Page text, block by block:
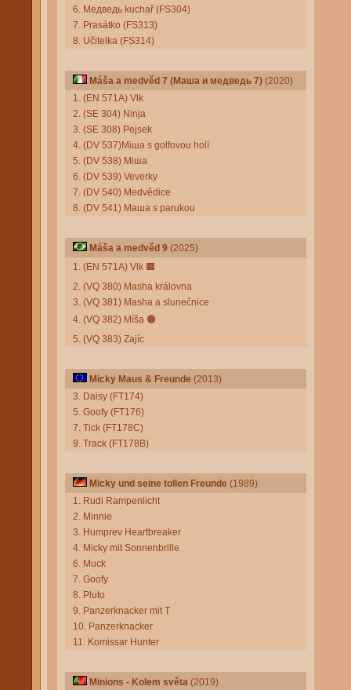
6. Медведь kuchař (FS304)
7. Prasátko (FS313)
8. Učitelka (FS314)
Máša a medvěd 7 (Маша и медведь 7) (2020)
1. (EN 571A) Vlk
2. (SE 304) Ninja
3. (SE 308) Pejsek
4. (DV 537)Мiша s golfovou holí
5. (DV 538) Мiша
6. (DV 539) Veverky
7. (DV 540) Medvědice
8. (DV 541) Маша s parukou
Máša a medvěd 9 (2025)
1. (EN 571A) Vlk 🟫
2. (VQ 380) Masha královna
3. (VQ 381) Masha a slunečnice
4. (VQ 382) Míša 🟤
5. (VQ 383) Zajíc
Micky Maus & Freunde (2013)
3. Daisy (FT174)
5. Goofy (FT176)
7. Tick (FT178C)
9. Track (FT178B)
Micky und seine tollen Freunde (1989)
1. Rudi Rampenlicht
2. Minnie
3. Humprev Heartbreaker
4. Micky mit Sonnenbrille
6. Muck
7. Goofy
8. Pluto
9. Panzerknacker mit T
10. Panzerknacker
11. Komissar Hunter
Minions - Kolem světa (2019)